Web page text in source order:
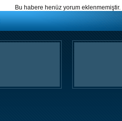
Bu habere henüz yorum eklenmemiştir.